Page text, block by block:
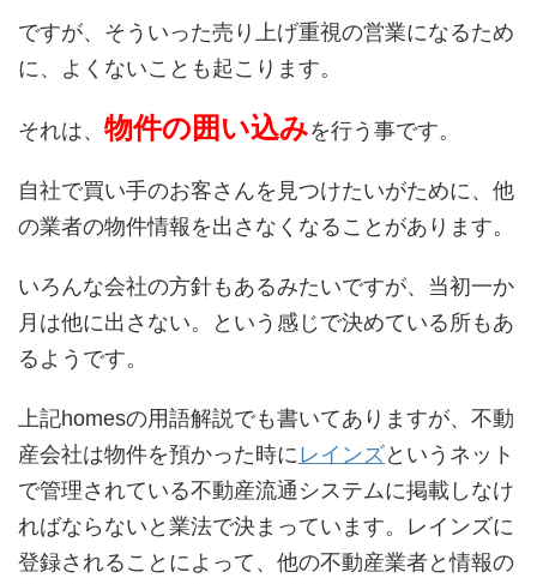
ですが、そういった売り上げ重視の営業になるため
に、よくないことも起こります。
それは、 物件の囲い込みを行う事です。
自社で買い手のお客さんを見つけたいがために、他
の業者の物件情報を出さなくなることがあります。
いろんな会社の方針もあるみたいですが、当初一か
月は他に出さない。という感じで決めている所もあ
るようです。
上記homesの用語解説でも書いてありますが、不動
産会社は物件を預かった時にレインズというネット
で管理されている不動産流通システムに掲載しなけ
ればならないと業法で決まっています。レインズに
登録されることによって、他の不動産業者と情報の